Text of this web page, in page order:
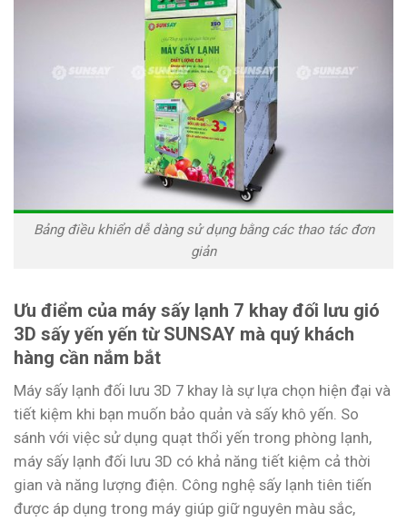
Bảng điều khiển dễ dàng sử dụng bằng các thao tác đơn
giản
Ưu điểm của máy sấy lạnh 7 khay đối lưu gió
3D sấy yến yến từ SUNSAY mà quý khách
hàng cần nắm bắt
Máy sấy lạnh đối lưu 3D 7 khay là sự lựa chọn hiện đại và
tiết kiệm khi bạn muốn bảo quản và sấy khô yến. So
sánh với việc sử dụng quạt thổi yến trong phòng lạnh,
máy sấy lạnh đối lưu 3D có khả năng tiết kiệm cả thời
gian và năng lượng điện. Công nghệ sấy lạnh tiên tiến
được áp dụng trong máy giúp giữ nguyên màu sắc,